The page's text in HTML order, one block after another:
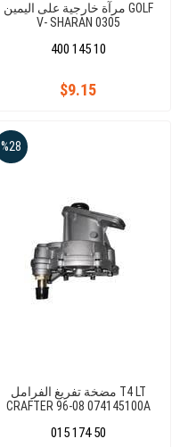
مرآة خارجية على اليمين GOLF
V- SHARAN 0305
400 145 10
$9.15
مضخة تفريغ الفرامل T4 LT
CRAFTER 96-08 074145100A
015 174 50
%28